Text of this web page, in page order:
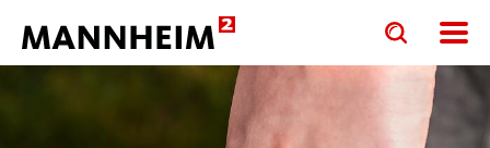
Toggle
search
input
form
Toggle
search
input